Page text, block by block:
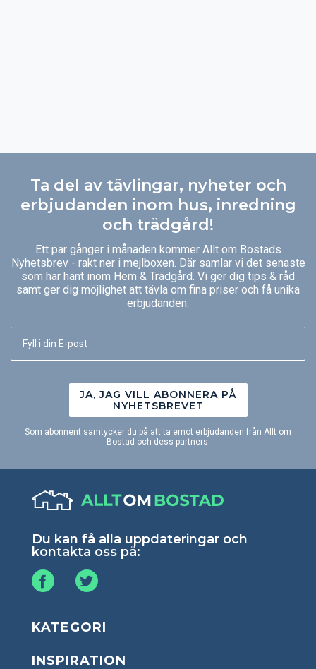
Ta del av tävlingar, nyheter och
erbjudanden inom hus, inredning
och trädgård!
Ett par gånger i månaden kommer Allt om Bostads
Nyhetsbrev - rakt ner i mejlboxen. Där samlar vi det senaste
som har hänt inom Hem & Trädgård. Vi ger dig tips & råd
samt ger dig möjlighet att tävla om fina priser och få unika
erbjudanden.
JA, JAG VILL ABONNERA PÅ
NYHETSBREVET
Som abonnent samtycker du på att ta emot erbjudanden från Allt om
Bostad och dess partners.
Du kan få alla uppdateringar och
kontakta oss på:
KATEGORI
INSPIRATION